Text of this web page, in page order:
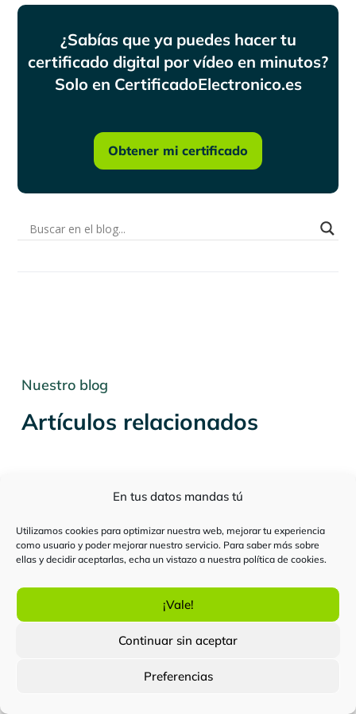
En tus datos mandas tú
Utilizamos cookies para optimizar nuestra web, mejorar tu experiencia
como usuario y poder mejorar nuestro servicio. Para saber más sobre
ellas y decidir aceptarlas, echa un vistazo a nuestra política de cookies.
¡Vale!
Continuar sin aceptar
Preferencias
¿Sabías que ya puedes hacer tu
certificado digital por vídeo en minutos?
Solo en CertificadoElectronico.es
Obtener mi certificado
Nuestro blog
Artículos relacionados
Certificado software, en la nube o en
tarjeta: ¿cuál necesitas para tus
trámites con la Administración?
Índice de contenidos